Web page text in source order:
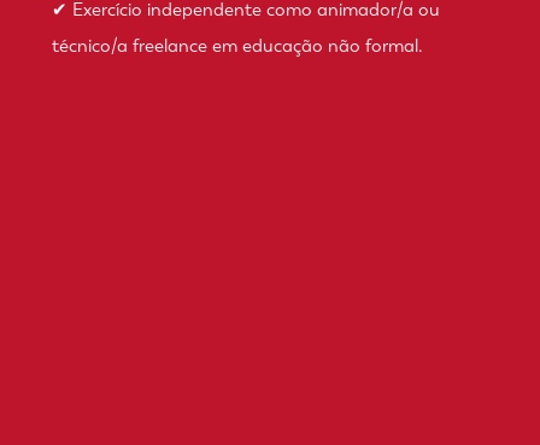
✔ Exercício independente como animador/a ou
técnico/a freelance em educação não formal.